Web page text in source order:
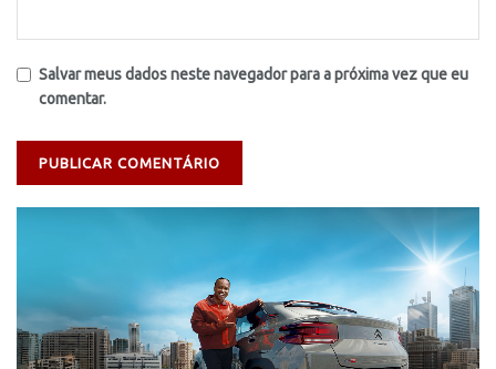
Salvar meus dados neste navegador para a próxima vez que eu
comentar.